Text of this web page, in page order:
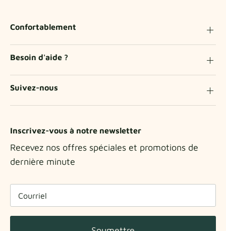
Inscrivez-vous à notre newsletter
Recevez nos offres spéciales et promotions de
dernière minute
Confortablement
Besoin d'aide ?
Suivez-nous